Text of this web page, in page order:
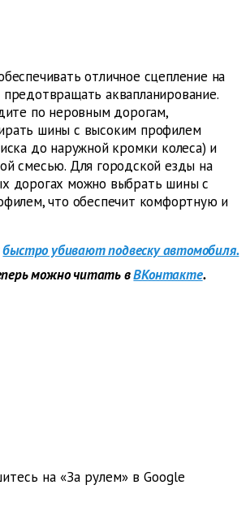
отличное сцепление на
аквапланирование.
по неровным дорогам,
шины с высоким профилем
до наружной кромки колеса) и
смесью. Для городской езды на
дорогах можно выбрать шины с
что обеспечит комфортную и
быстро убивают подвеску автомобиля.
можно читать вВКонтакте.
на «За рулем» в Google